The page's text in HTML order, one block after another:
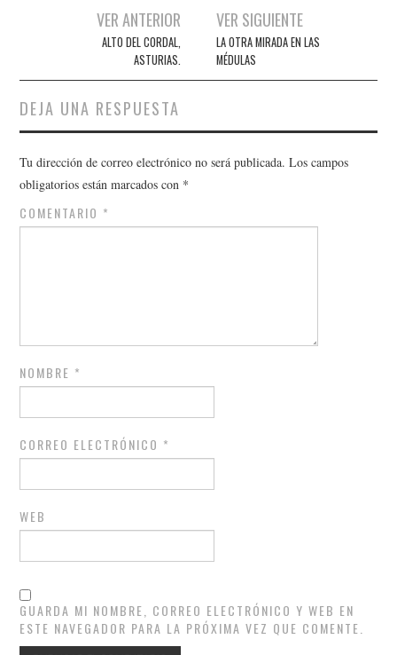
Navegación
entradas
VER ANTERIOR
ALTO DEL CORDAL,
ASTURIAS.
VER SIGUIENTE
LA OTRA MIRADA EN LAS
MÉDULAS
DEJA UNA RESPUESTA
Tu dirección de correo electrónico no será publicada. Los campos
obligatorios están marcados con *
COMENTARIO *
NOMBRE *
CORREO ELECTRÓNICO *
WEB
GUARDA MI NOMBRE, CORREO ELECTRÓNICO Y WEB EN
ESTE NAVEGADOR PARA LA PRÓXIMA VEZ QUE COMENTE.